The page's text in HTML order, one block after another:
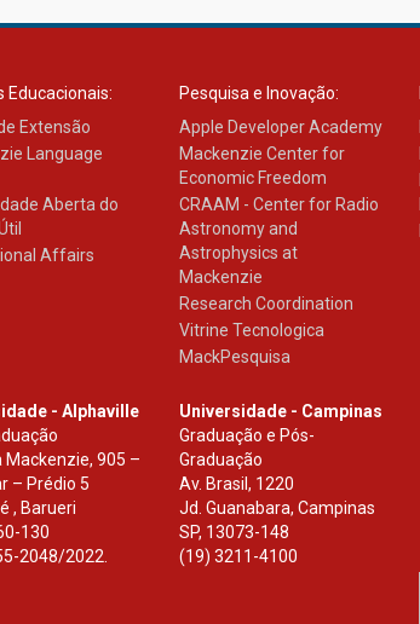
Educacionais:
Extensão
Language
Aberta do
Affairs
Pesquisa e Inovação:
Apple Developer Academy
Mackenzie Center for
Economic Freedom
CRAAM - Center for Radio
Astronomy and
Astrophysics at
Mackenzie
Research Coordination
Vitrine Tecnologica
MackPesquisa
- Alphaville
Mackenzie, 905 –
– Prédio 5
, Barueri
130
2048/2022.
Universidade - Campinas
Graduação e Pós-
Graduação
Av. Brasil, 1220
Jd. Guanabara, Campinas
SP, 13073-148
(19) 3211-4100